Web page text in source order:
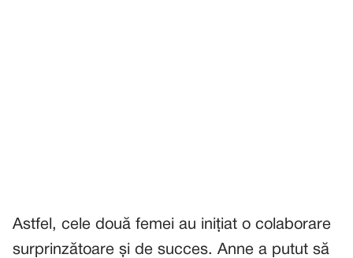
Astfel, cele două femei au inițiat o colaborare
surprinzătoare și de succes. Anne a putut să